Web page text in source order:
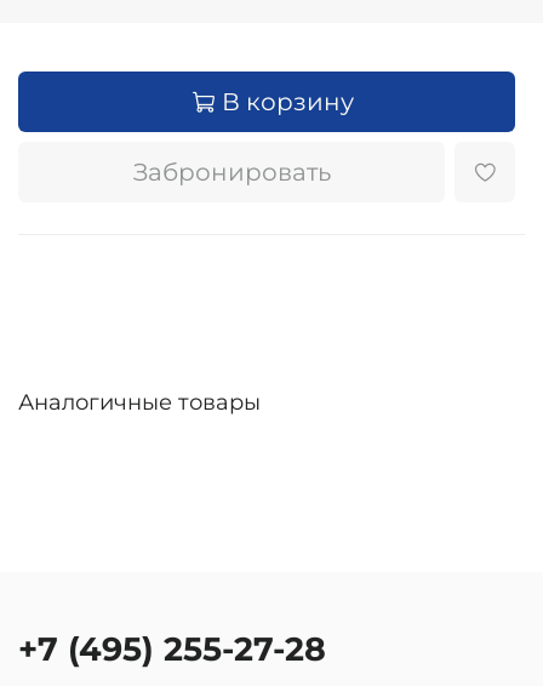
В корзину
Забронировать
Аналогичные товары
+7 (495) 255-27-28